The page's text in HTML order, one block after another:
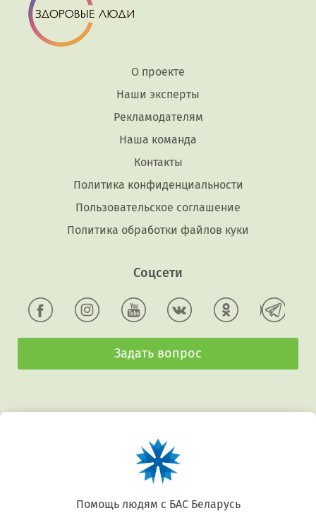
О проекте
Наши эксперты
Рекламодателям
Наша команда
Контакты
Политика конфиденциальности
Пользовательское соглашение
Политика обработки файлов куки
Соцсети
Задать вопрос
Беларусь. Gluten free